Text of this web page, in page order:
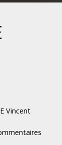
Vincent